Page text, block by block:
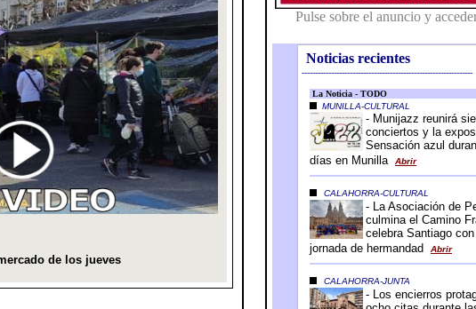
Noticias recientes
-----------------------------------------------------------------